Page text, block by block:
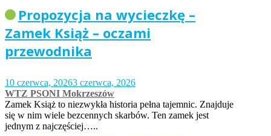
Propozycja na wycieczkę –
Zamek Książ – oczami
przewodnika
10 czerwca, 20263 czerwca, 2026
WTZ PSONI Mokrzeszów
Zamek Książ to niezwykła historia pełna tajemnic. Znajduje
się w nim wiele bezcennych skarbów. Ten zamek jest
jednym z najczęściej…..